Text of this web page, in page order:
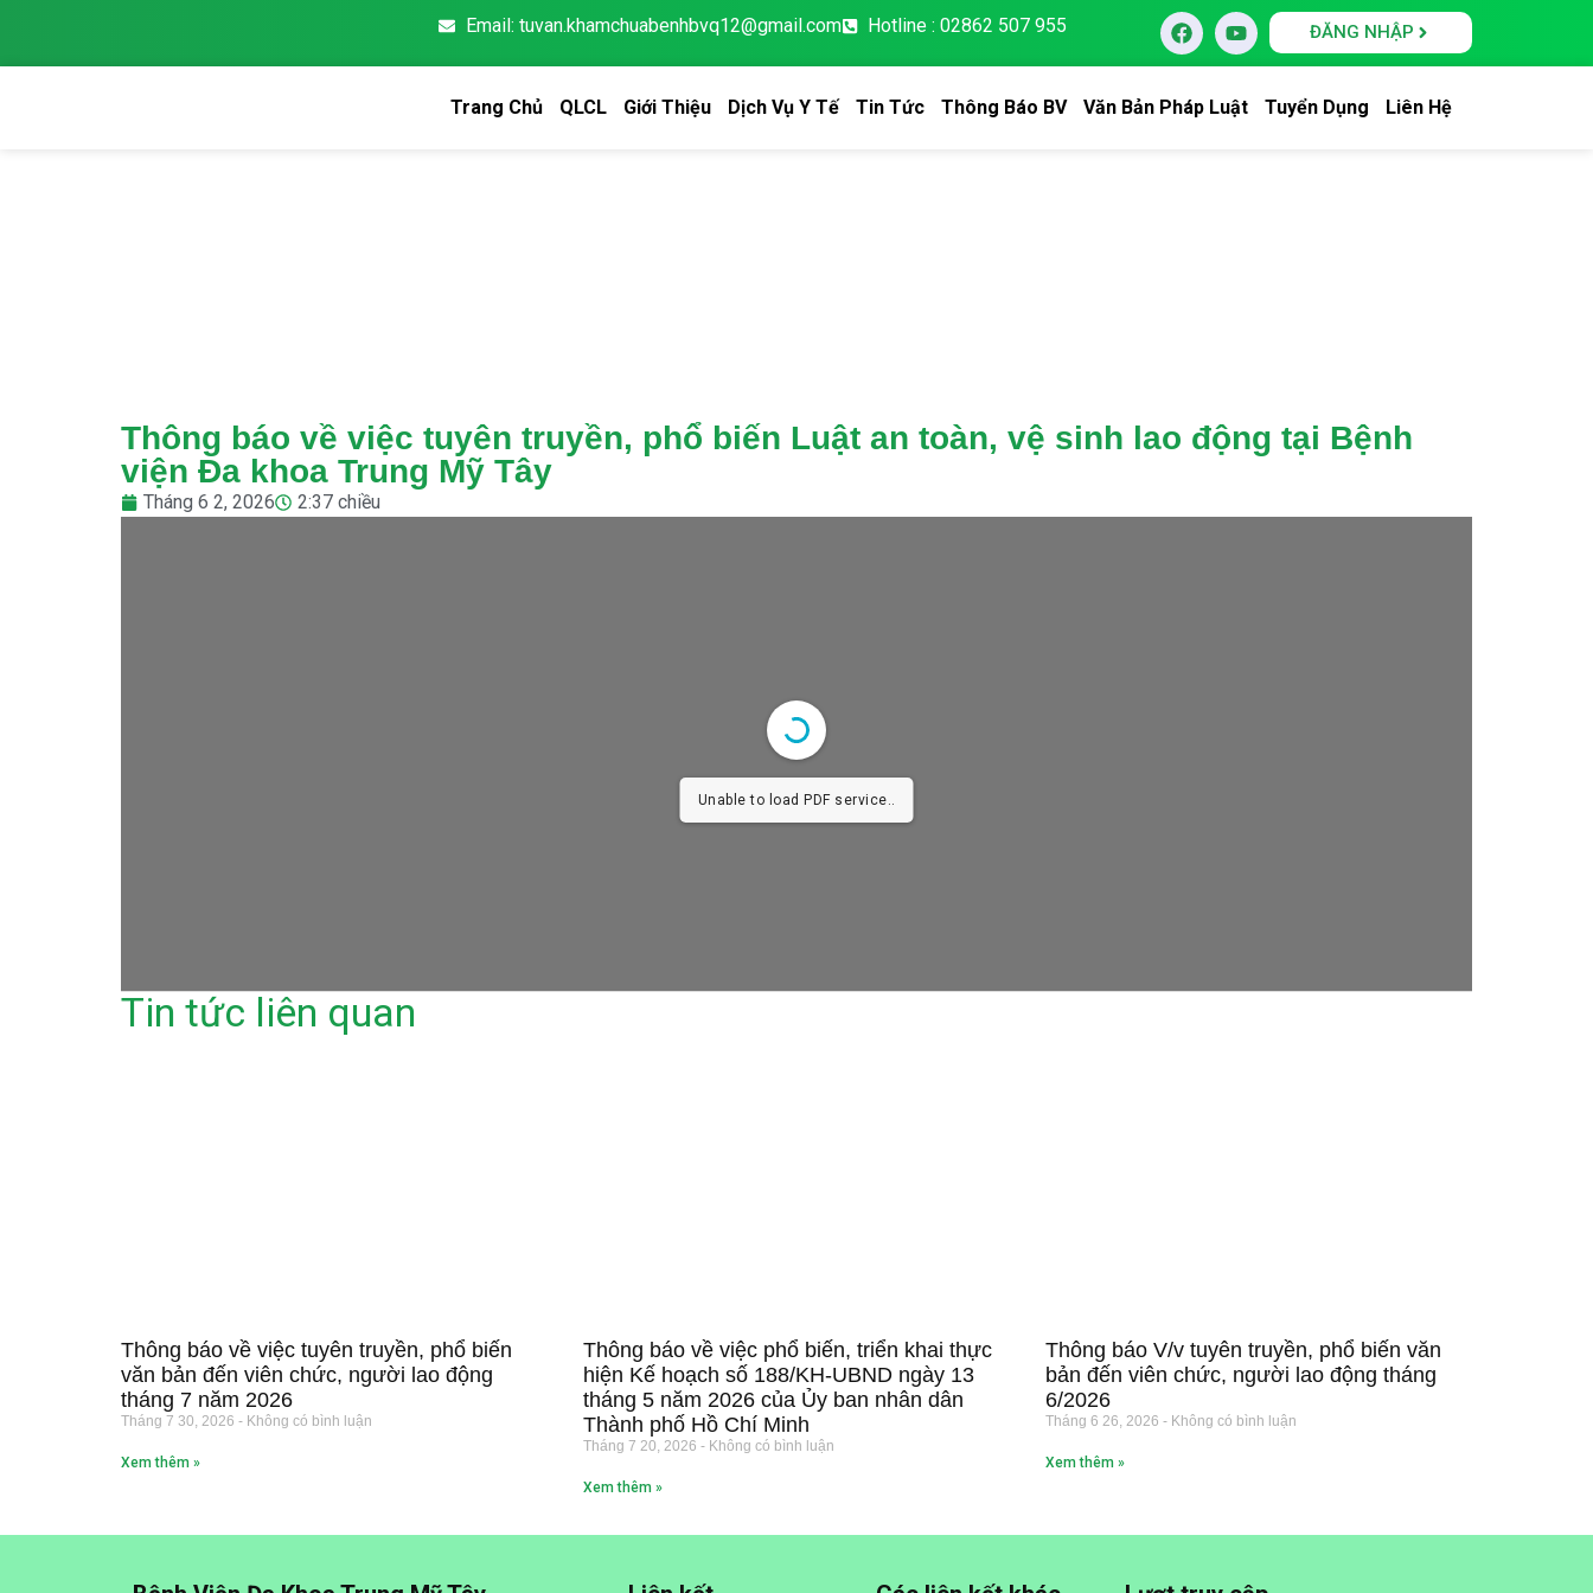
Email: tuvan.khamchuabenhbvq12@gmail.com Hotline : 02862 507 955 ĐĂNG NHẬP
Trang Chủ QLCL Giới Thiệu Dịch Vụ Y Tế Tin Tức Thông Báo BV Văn Bản Pháp Luật Tuyển Dụng Liên Hệ
Thông báo về việc tuyên truyền, phổ biến Luật an toàn, vệ sinh lao động tại Bệnh
viện Đa khoa Trung Mỹ Tây
Tháng 6 2, 2026 2:37 chiều
Unable to load PDF service..
Tin tức liên quan
Thông báo về việc tuyên truyền, phổ biến
văn bản đến viên chức, người lao động
tháng 7 năm 2026
Tháng 7 30, 2026 Không có bình luận
Xem thêm »
Thông báo về việc phổ biến, triển khai thực
hiện Kế hoạch số 188/KH-UBND ngày 13
tháng 5 năm 2026 của Ủy ban nhân dân
Thành phố Hồ Chí Minh
Tháng 7 20, 2026 Không có bình luận
Xem thêm »
Thông báo V/v tuyên truyền, phổ biến văn
bản đến viên chức, người lao động tháng
6/2026
Tháng 6 26, 2026 Không có bình luận
Xem thêm »